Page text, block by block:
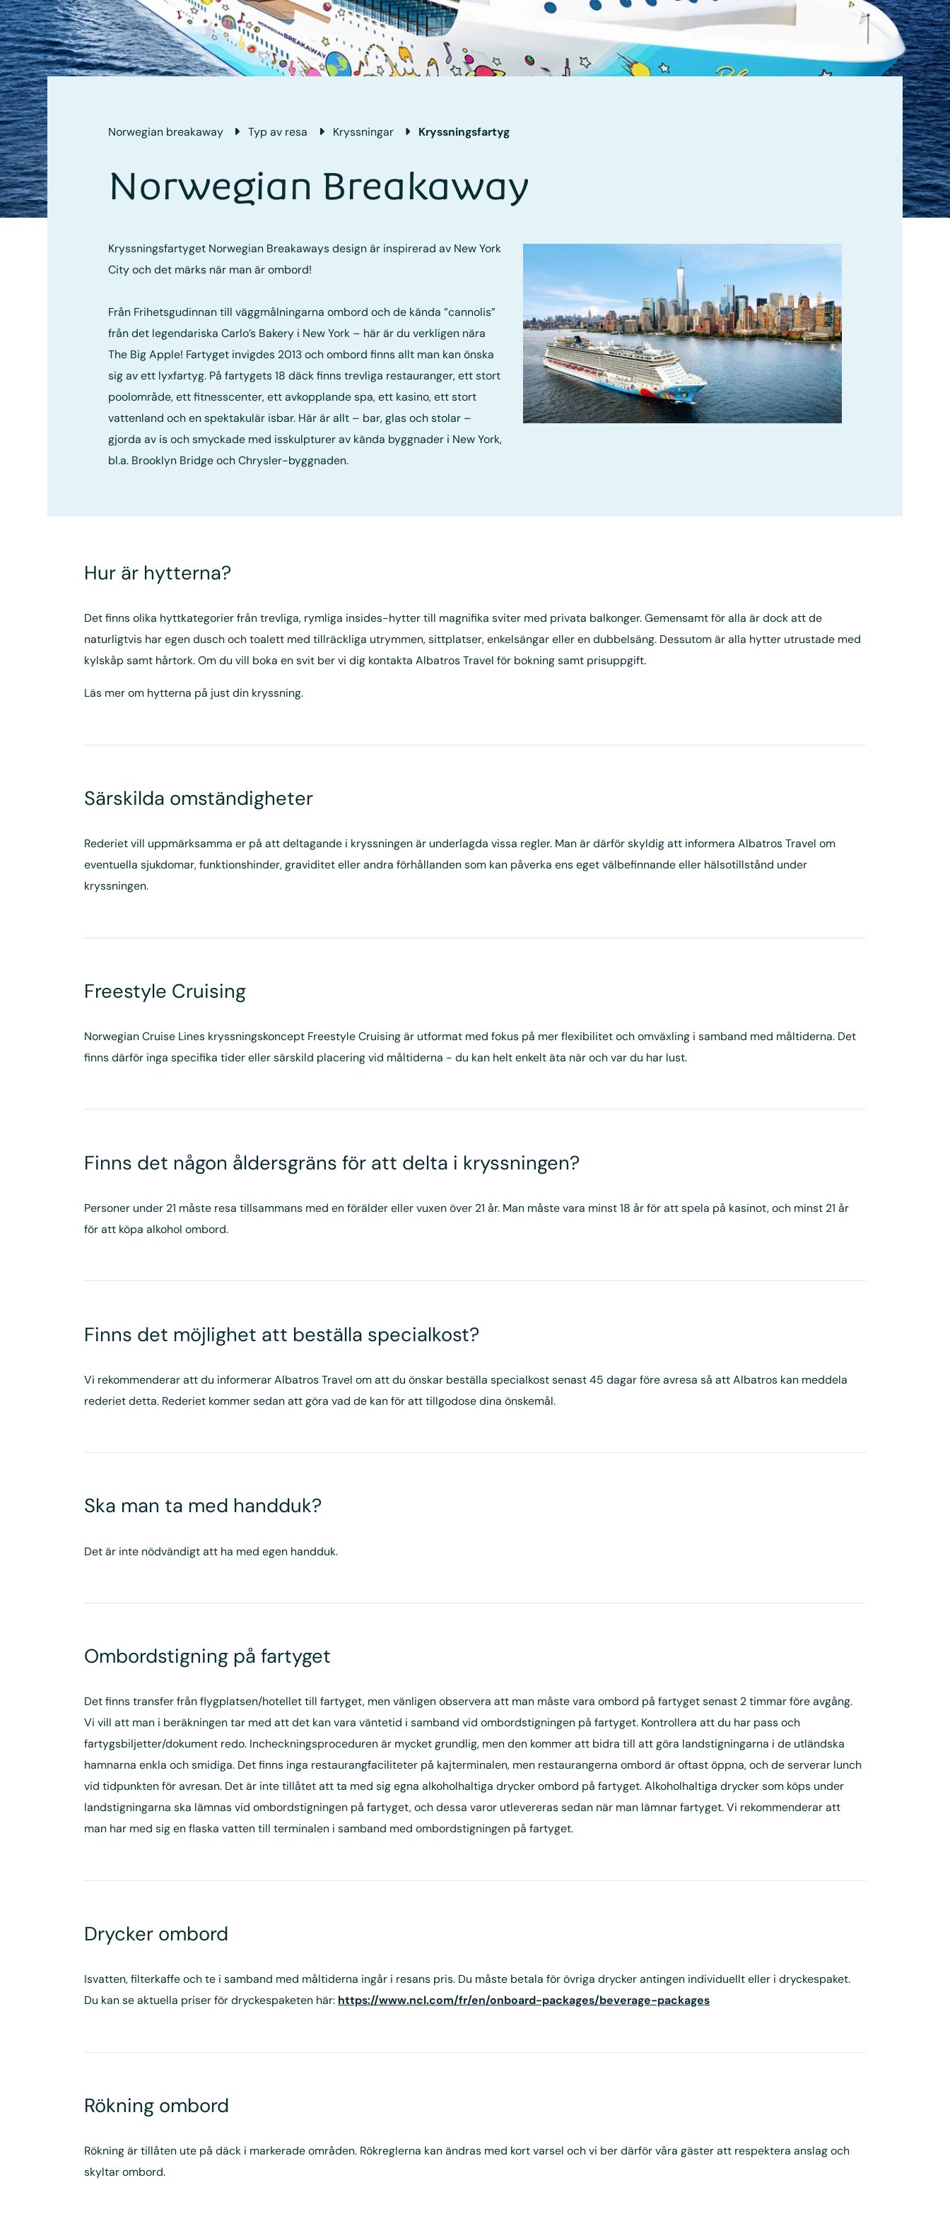
Norwegian breakaway Typ av resa Kryssningar Kryssningsfartyg
Norwegian Breakaway
Kryssningsfartyget Norwegian Breakaways design är inspirerad av New York
City och det märks när man är ombord!
Från Frihetsgudinnan till väggmålningarna ombord och de kända ”cannolis”
från det legendariska Carlo’s Bakery i New York – här är du verkligen nära
The Big Apple! Fartyget invigdes 2013 och ombord finns allt man kan önska
sig av ett lyxfartyg. På fartygets 18 däck finns trevliga restauranger, ett stort
poolområde, ett fitnesscenter, ett avkopplande spa, ett kasino, ett stort
vattenland och en spektakulär isbar. Här är allt – bar, glas och stolar –
gjorda av is och smyckade med isskulpturer av kända byggnader i New York,
bl.a. Brooklyn Bridge och Chrysler-byggnaden.
Hur är hytterna?
Det finns olika hyttkategorier från trevliga, rymliga insides-hytter till magnifika sviter med privata balkonger. Gemensamt för alla är dock att de
naturligtvis har egen dusch och toalett med tillräckliga utrymmen, sittplatser, enkelsängar eller en dubbelsäng. Dessutom är alla hytter utrustade med
kylskåp samt hårtork. Om du vill boka en svit ber vi dig kontakta Albatros Travel för bokning samt prisuppgift.
Läs mer om hytterna på just din kryssning.
Särskilda omständigheter
Rederiet vill uppmärksamma er på att deltagande i kryssningen är underlagda vissa regler. Man är därför skyldig att informera Albatros Travel om
eventuella sjukdomar, funktionshinder, graviditet eller andra förhållanden som kan påverka ens eget välbefinnande eller hälsotillstånd under
kryssningen.
Freestyle Cruising
Norwegian Cruise Lines kryssningskoncept Freestyle Cruising är utformat med fokus på mer flexibilitet och omväxling i samband med måltiderna. Det
finns därför inga specifika tider eller särskild placering vid måltiderna - du kan helt enkelt äta när och var du har lust.
Finns det någon åldersgräns för att delta i kryssningen?
Personer under 21 måste resa tillsammans med en förälder eller vuxen över 21 år. Man måste vara minst 18 år för att spela på kasinot, och minst 21 år
för att köpa alkohol ombord.
Finns det möjlighet att beställa specialkost?
Vi rekommenderar att du informerar Albatros Travel om att du önskar beställa specialkost senast 45 dagar före avresa så att Albatros kan meddela
rederiet detta. Rederiet kommer sedan att göra vad de kan för att tillgodose dina önskemål.
Ska man ta med handduk?
Det är inte nödvändigt att ha med egen handduk.
Ombordstigning på fartyget
Det finns transfer från flygplatsen/hotellet till fartyget, men vänligen observera att man måste vara ombord på fartyget senast 2 timmar före avgång.
Vi vill att man i beräkningen tar med att det kan vara väntetid i samband vid ombordstigningen på fartyget. Kontrollera att du har pass och
fartygsbiljetter/dokument redo. Incheckningsproceduren är mycket grundlig, men den kommer att bidra till att göra landstigningarna i de utländska
hamnarna enkla och smidiga. Det finns inga restaurangfaciliteter på kajterminalen, men restaurangerna ombord är oftast öppna, och de serverar lunch
vid tidpunkten för avresan. Det är inte tillåtet att ta med sig egna alkoholhaltiga drycker ombord på fartyget. Alkoholhaltiga drycker som köps under
landstigningarna ska lämnas vid ombordstigningen på fartyget, och dessa varor utlevereras sedan när man lämnar fartyget. Vi rekommenderar att
man har med sig en flaska vatten till terminalen i samband med ombordstigningen på fartyget.
Drycker ombord
Isvatten, filterkaffe och te i samband med måltiderna ingår i resans pris. Du måste betala för övriga drycker antingen individuellt eller i dryckespaket.
Du kan se aktuella priser för dryckespaketen här: https://www.ncl.com/fr/en/onboard-packages/beverage-packages
Rökning ombord
Rökning är tillåten ute på däck i markerade områden. Rökreglerna kan ändras med kort varsel och vi ber därför våra gäster att respektera anslag och
skyltar ombord.